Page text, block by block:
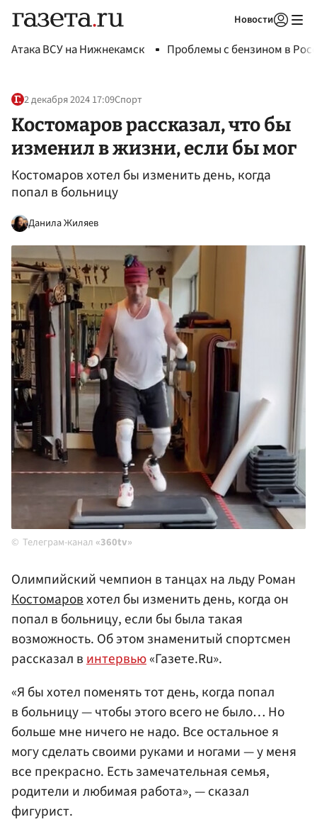
Новости
Атака ВСУ на Нижнекамск Проблемы с бензином в
2 декабря 2024 17:09Спорт
Костомаров рассказал, что бы
изменил в жизни, если бы мог
Костомаров хотел бы изменить день, когда
попал в больницу
Данила Жиляев
Телеграм-канал «360tv»
Олимпийский чемпион в танцах на льду Роман
Костомаровхотел бы изменить день, когда он
попал в больницу, если бы была такая
возможность. Об этом знаменитый спортсмен
рассказал винтервью«Газете.Ru».
«Я бы хотел поменять тот день, когда попал
в больницу — чтобы этого всего не было… Но
больше мне ничего не надо. Все остальное я
могу сделать своими руками и ногами — у меня
все прекрасно. Есть замечательная семья,
родители и любимая работа», — сказал
фигурист.